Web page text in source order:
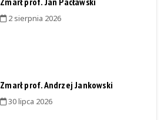
2 sierpnia 2026
Zmarł prof. Andrzej Jankowski
30 lipca 2026